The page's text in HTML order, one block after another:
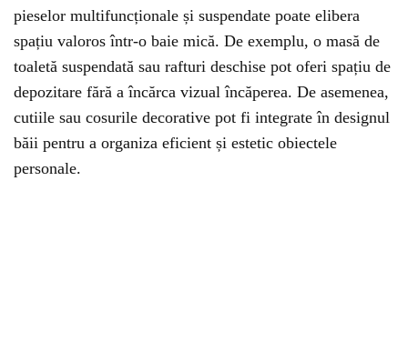
pieselor multifuncționale și suspendate poate elibera
spațiu valoros într-o baie mică. De exemplu, o masă de
toaletă suspendată sau rafturi deschise pot oferi spațiu de
depozitare fără a încărca vizual încăperea. De asemenea,
cutiile sau cosurile decorative pot fi integrate în designul
băii pentru a organiza eficient și estetic obiectele
personale.